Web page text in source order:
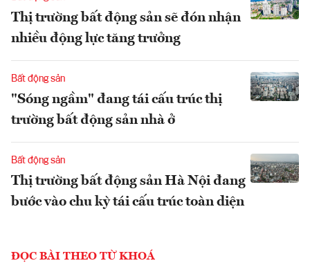
Thị trường bất động sản sẽ đón nhận
nhiều động lực tăng trưởng
Bất động sản
"Sóng ngầm" đang tái cấu trúc thị
trường bất động sản nhà ở
Bất động sản
Thị trường bất động sản Hà Nội đang
bước vào chu kỳ tái cấu trúc toàn diện
ĐỌC BÀI THEO TỪ KHOÁ